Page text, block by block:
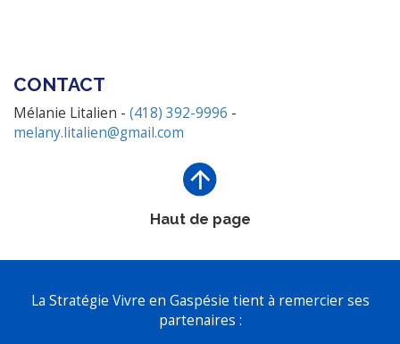
CONTACT
Mélanie Litalien - (418) 392-9996 -
melany.litalien@gmail.com
Haut de page
La Stratégie Vivre en Gaspésie tient à remercier ses
partenaires :